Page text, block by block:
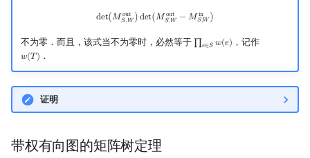
det(𝑀 out
𝑆,𝑊)det(𝑀 out
𝑆,𝑊 − 𝑀 in
𝑆,𝑊 )
det(MS ,Wout) det( MS,W out −MS,W
不为零．而且，该式当不为零时，必然等于 ∏𝑒∈𝑆 𝑤(𝑒)
e∈Sw(e) ，记作
𝑤(𝑇)
w(T) ．
证明
带权有向图的矩阵树定理